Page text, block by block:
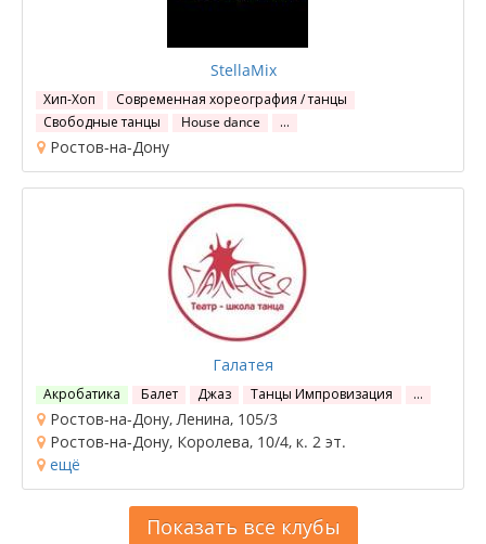
StellaMix
Хип-Хоп
Современная хореография / танцы
Свободные танцы
House dance …
Ростов-на-Дону
Галатея
Акробатика Балет Джаз Танцы Импровизация …
Ростов-на-Дону, Ленина, 105/3
Ростов-на-Дону, Королева, 10/4, к. 2 эт.
ещё
Показать все клубы